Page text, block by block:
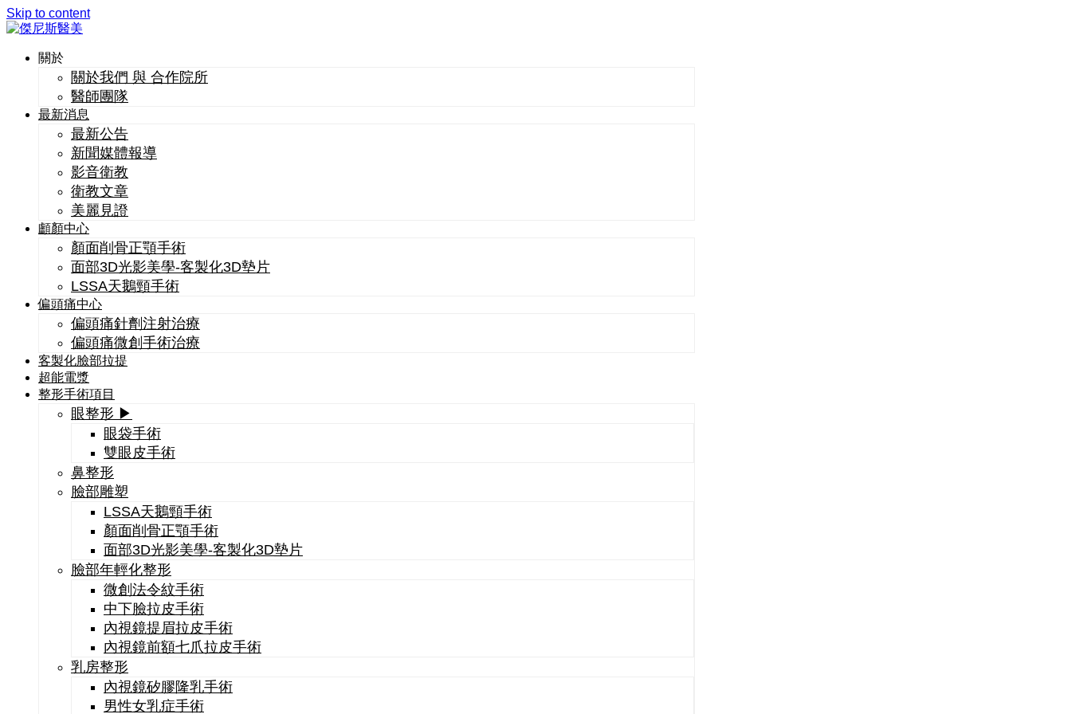
Skip to content
關於
關於我們 與 合作院所
醫師團隊
最新消息
最新公告
新聞媒體報導
影音衛教
衛教文章
美麗見證
顱顏中心
顏面削骨正顎手術
面部3D光影美學-客製化3D墊片
LSSA天鵝頸手術
偏頭痛中心
偏頭痛針劑注射治療
偏頭痛微創手術治療
客製化臉部拉提
超能電漿
整形手術項目
眼整形 ▶
眼袋手術
雙眼皮手術
鼻整形
臉部雕塑
LSSA天鵝頸手術
顏面削骨正顎手術
面部3D光影美學-客製化3D墊片
臉部年輕化整形
微創法令紋手術
中下臉拉皮手術
內視鏡提眉拉皮手術
內視鏡前額七爪拉皮手術
乳房整形
內視鏡矽膠隆乳手術
男性女乳症手術